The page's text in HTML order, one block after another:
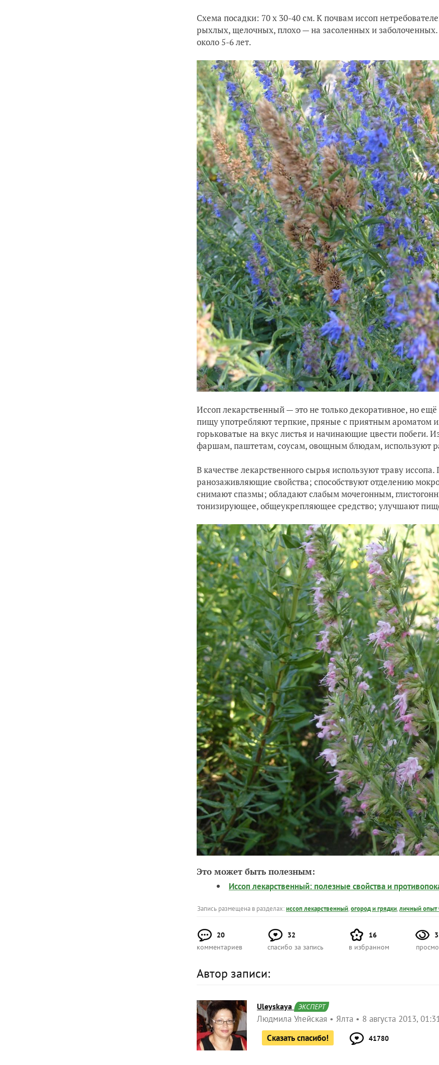
Схема посадки: 70 х 30-40 см. К почвам иссоп
рыхлых, щелочных, плохо — на засоленных и
около 5-6 лет.
Иссоп лекарственный — это не только декоративное, но
пищу употребляют терпкие, пряные с приятным ароматом
горьковатые на вкус листья и начинающие цвести побеги.
фаршам, паштетам, соусам, овощным блюдам, используют
В качестве лекарственного сырья используют траву
ранозаживляющие свойства; способствуют отделению
снимают спазмы; обладают слабым мочегонным,
тонизирующее, общеукрепляющее средство; улучшают
Это может быть полезным:
Иссоп лекарственный: полезные свойства и
Запись размещена в разделах:иссоп лекарственный,огород и грядки,личный опыт
20
комментариев
32
спасибо за запись
16
в избранном
Автор записи:
Uleyskaya ЭКСПЕРТ
Людмила Улейская Ялта
8 августа 2013,
Сказать спасибо!
41780